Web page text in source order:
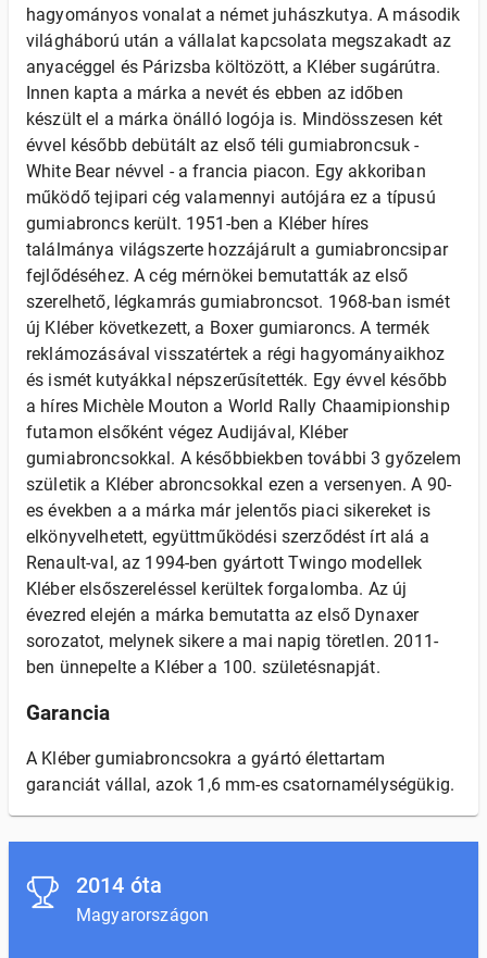
hagyományos vonalat a német juhászkutya. A második
világháború után a vállalat kapcsolata megszakadt az
anyacéggel és Párizsba költözött, a Kléber sugárútra.
Innen kapta a márka a nevét és ebben az időben
készült el a márka önálló logója is. Mindösszesen két
évvel később debütált az első téli gumiabroncsuk -
White Bear névvel - a francia piacon. Egy akkoriban
működő tejipari cég valamennyi autójára ez a típusú
gumiabroncs került. 1951-ben a Kléber híres
találmánya világszerte hozzájárult a gumiabroncsipar
fejlődéséhez. A cég mérnökei bemutatták az első
szerelhető, légkamrás gumiabroncsot. 1968-ban ismét
új Kléber következett, a Boxer gumiaroncs. A termék
reklámozásával visszatértek a régi hagyományaikhoz
és ismét kutyákkal népszerűsítették. Egy évvel később
a híres Michèle Mouton a World Rally Chaamipionship
futamon elsőként végez Audijával, Kléber
gumiabroncsokkal. A későbbiekben további 3 győzelem
születik a Kléber abroncsokkal ezen a versenyen. A 90-
es években a a márka már jelentős piaci sikereket is
elkönyvelhetett, együttműködési szerződést írt alá a
Renault-val, az 1994-ben gyártott Twingo modellek
Kléber elsőszereléssel kerültek forgalomba. Az új
évezred elején a márka bemutatta az első Dynaxer
sorozatot, melynek sikere a mai napig töretlen. 2011-
ben ünnepelte a Kléber a 100. születésnapját.
Garancia
A Kléber gumiabroncsokra a gyártó élettartam
garanciát vállal, azok 1,6 mm-es csatornamélységükig.
2014 óta
Magyarországon